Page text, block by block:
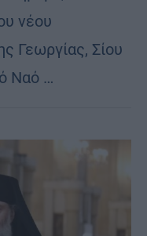
νέου
Γεωργίας, Σίου
Ναό …